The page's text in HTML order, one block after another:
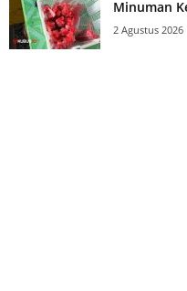
Minuman
2 Agustus 2026